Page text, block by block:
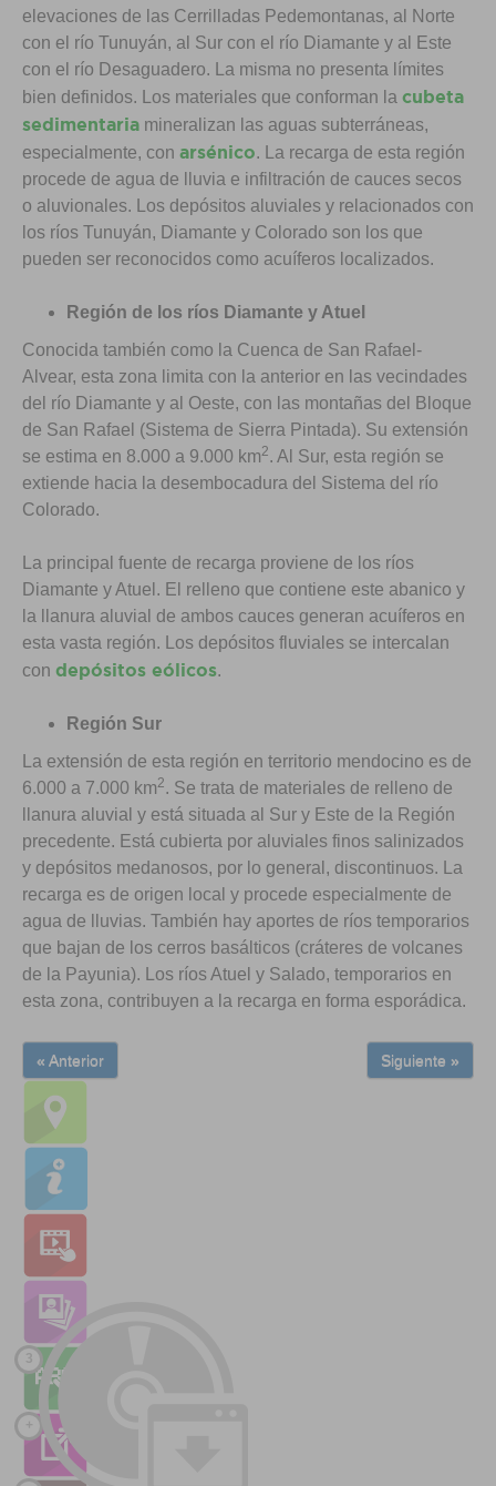
elevaciones de las Cerrilladas Pedemontanas, al Norte
con el río Tunuyán, al Sur con el río Diamante y al Este
con el río Desaguadero. La misma no presenta límites
bien definidos. Los materiales que conforman la cubeta
sedimentaria mineralizan las aguas subterráneas,
especialmente, con arsénico. La recarga de esta región
procede de agua de lluvia e infiltración de cauces secos
o aluvionales. Los depósitos aluviales y relacionados con
los ríos Tunuyán, Diamante y Colorado son los que
pueden ser reconocidos como acuíferos localizados.
Región de los ríos Diamante y Atuel
Conocida también como la Cuenca de San Rafael-
Alvear, esta zona limita con la anterior en las vecindades
del río Diamante y al Oeste, con las montañas del Bloque
de San Rafael (Sistema de Sierra Pintada). Su extensión
se estima en 8.000 a 9.000 km2. Al Sur, esta región se
extiende hacia la desembocadura del Sistema del río
Colorado.
La principal fuente de recarga proviene de los ríos
Diamante y Atuel. El relleno que contiene este abanico y
la llanura aluvial de ambos cauces generan acuíferos en
esta vasta región. Los depósitos fluviales se intercalan
con depósitos eólicos.
Región Sur
La extensión de esta región en territorio mendocino es de
6.000 a 7.000 km2. Se trata de materiales de relleno de
llanura aluvial y está situada al Sur y Este de la Región
precedente. Está cubierta por aluviales finos salinizados
y depósitos medanosos, por lo general, discontinuos. La
recarga es de origen local y procede especialmente de
agua de lluvias. También hay aportes de ríos temporarios
que bajan de los cerros basálticos (cráteres de volcanes
de la Payunia). Los ríos Atuel y Salado, temporarios en
esta zona, contribuyen a la recarga en forma esporádica.
« Anterior Siguiente »
3
+